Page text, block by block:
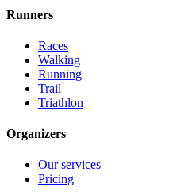
Runners
Races
Walking
Running
Trail
Triathlon
Organizers
Our services
Pricing